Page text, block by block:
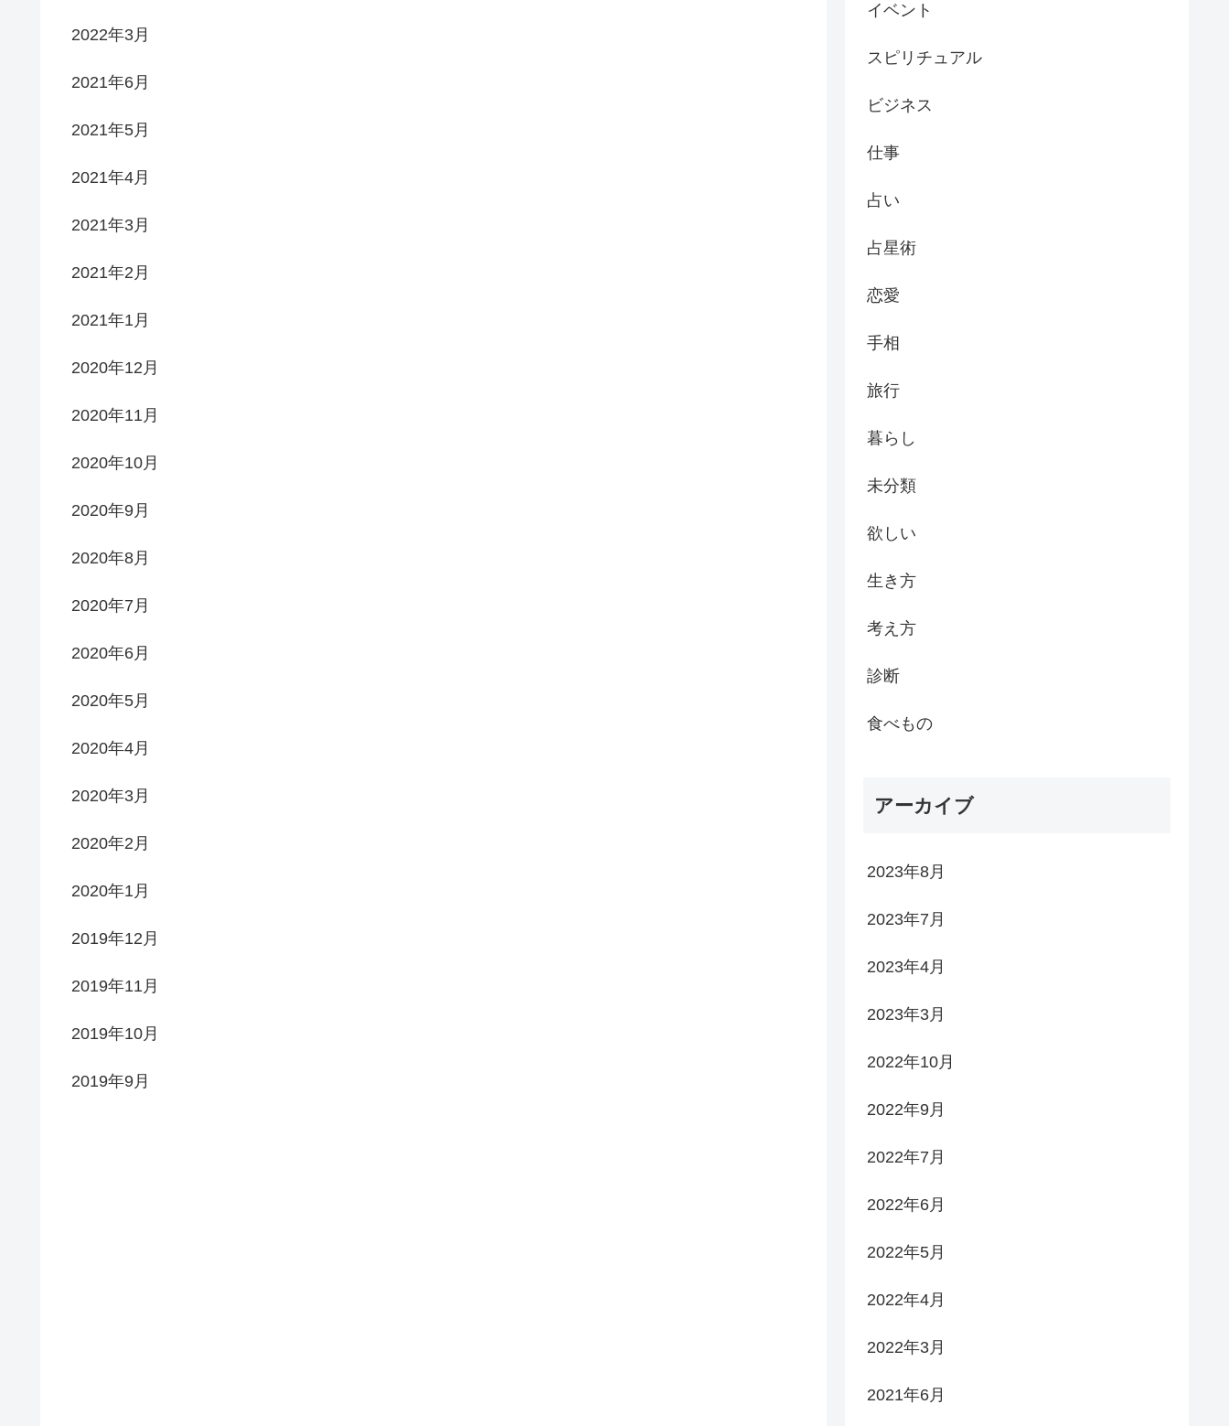
2022年3月
2021年6月
2021年5月
2021年4月
2021年3月
2021年2月
2021年1月
2020年12月
2020年11月
2020年10月
2020年9月
2020年8月
2020年7月
2020年6月
2020年5月
2020年4月
2020年3月
2020年2月
2020年1月
2019年12月
2019年11月
2019年10月
2019年9月
イベント
スピリチュアル
ビジネス
仕事
占い
占星術
恋愛
手相
旅行
暮らし
未分類
欲しい
生き方
考え方
診断
食べもの
アーカイブ
2023年8月
2023年7月
2023年4月
2023年3月
2022年10月
2022年9月
2022年7月
2022年6月
2022年5月
2022年4月
2022年3月
2021年6月